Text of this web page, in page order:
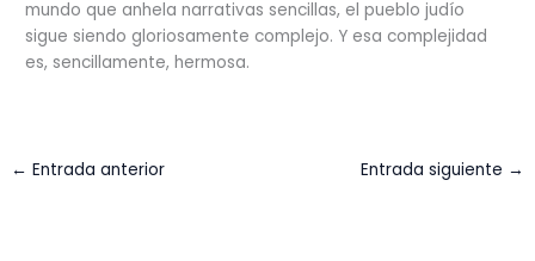
mundo que anhela narrativas sencillas, el pueblo judío
sigue siendo gloriosamente complejo. Y esa complejidad
es, sencillamente, hermosa.
← Entrada anterior Entrada siguiente →